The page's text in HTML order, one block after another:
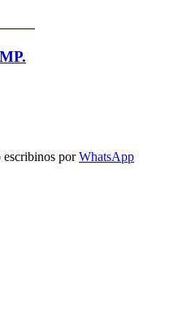
escribinos por WhatsApp